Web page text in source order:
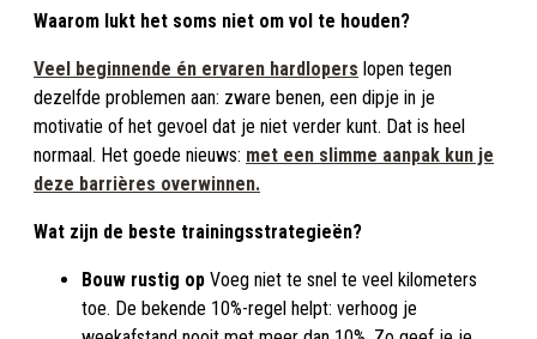
Waarom lukt het soms niet om vol te houden?
Veel beginnende én ervaren hardlopers lopen tegen
dezelfde problemen aan: zware benen, een dipje in je
motivatie of het gevoel dat je niet verder kunt. Dat is heel
normaal. Het goede nieuws: met een slimme aanpak kun je
deze barrières overwinnen.
Wat zijn de beste trainingsstrategieën?
Bouw rustig op Voeg niet te snel te veel kilometers
toe. De bekende 10%-regel helpt: verhoog je